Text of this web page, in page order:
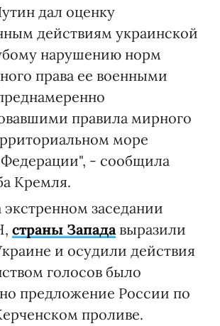
дал оценку
действиям украинской
нарушению норм
права ее военными
правила мирного
море
- сообщила
Кремля.
экстренном заседании
страны Западавыразили
и осудили действия
голосов было
предложение России по
проливе.